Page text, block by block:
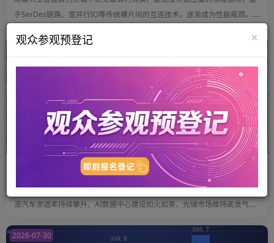
于SerDes链路、宽并行IO等传统裸片间的互连技术，逐渐成为性能瓶颈。这
技（Synopsys）开发了3DIO解决方案IP，这是一种协议无关、面向数字的
芯片间IO架构，专为异构3D集成场景打造，可实现低功耗、低延迟的裸片间
第三代半导体2026上半年业绩深度复盘：繁荣表象下的分化暗流
2026年过半，第三代半导体行业站在了一个充满矛盾的路口。一方面，新能
源汽车渗透率持续攀升、AI数据中心建设如火如荼、光储市场维持高景气，
面，翻阅已披露的上半年业绩预告，看到的却是截然不同的图景——有的企
2026-07-30
2026-07-30
×
观众参观预登记